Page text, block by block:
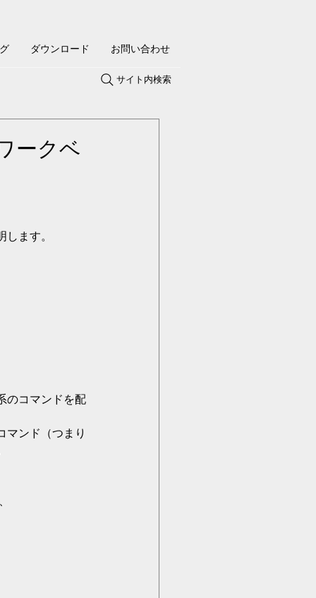
サイト内検索
ークベ
ます。
のコマンドを配
マンド（つまり
ダウンロード お問い合わせ